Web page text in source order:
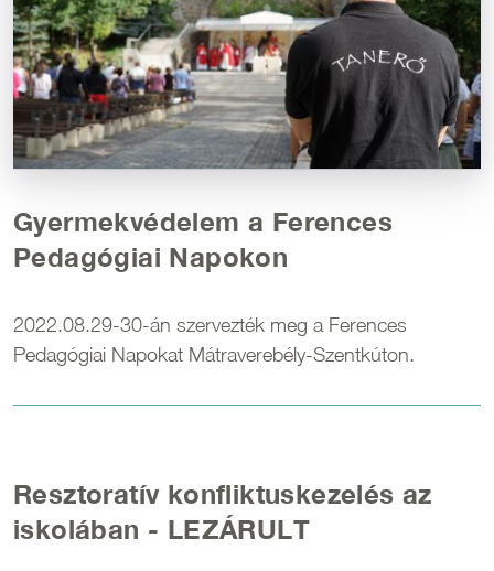
Gyermekvédelem a Ferences
Pedagógiai Napokon
2022.08.29-30-án szervezték meg a Ferences
Pedagógiai Napokat Mátraverebély-Szentkúton.
Resztoratív konfliktuskezelés az
iskolában - LEZÁRULT